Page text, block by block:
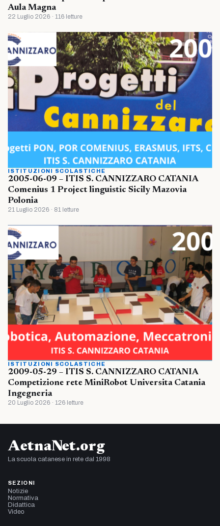
Aula Magna
22 Luglio 2026 · 116 letture
ISTITUZIONI SCOLASTICHE
2005-06-09 – ITIS S. CANNIZZARO CATANIA
Comenius 1 Project linguistic Sicily Mazovia
Polonia
21 Luglio 2026 · 81 letture
ISTITUZIONI SCOLASTICHE
2009-05-29 – ITIS S. CANNIZZARO CATANIA
Competizione rete MiniRobot Universita Catania
Ingegneria
20 Luglio 2026 · 126 letture
AetnaNet.org
La scuola catanese in rete dal 1998
SEZIONI
Notizie
Normativa
Didattica
Video